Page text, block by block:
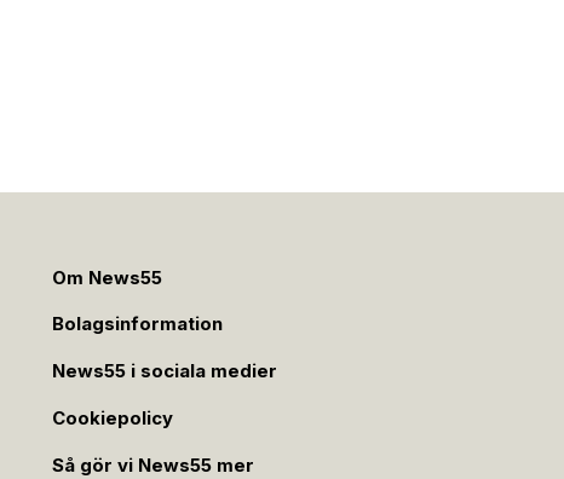
Om News55
Bolagsinformation
News55 i sociala medier
Cookiepolicy
Så gör vi News55 mer